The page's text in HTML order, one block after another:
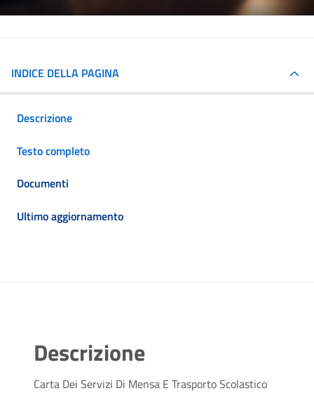
INDICE DELLA PAGINA
Descrizione
Testo completo
Documenti
Ultimo aggiornamento
Descrizione
Carta Dei Servizi Di Mensa E Trasporto Scolastico